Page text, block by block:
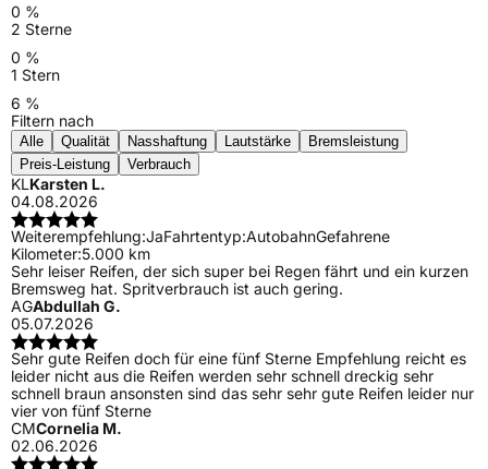
0 %
2 Sterne
0 %
1 Stern
6 %
Filtern nach
Alle Qualität Nasshaftung Lautstärke
Bremsleistung
Preis-Leistung
Verbrauch
KLKarsten L.
04.08.2026
Weiterempfehlung:JaFahrtentyp:AutobahnGefahrene
Kilometer:5.000 km
Sehr leiser Reifen, der sich super bei Regen fährt und ein kurzen
Bremsweg hat. Spritverbrauch ist auch gering.
AGAbdullah G.
05.07.2026
Sehr gute Reifen doch für eine fünf Sterne Empfehlung reicht es
leider nicht aus die Reifen werden sehr schnell dreckig sehr
schnell braun ansonsten sind das sehr sehr gute Reifen leider nur
vier von fünf Sterne
CMCornelia M.
02.06.2026